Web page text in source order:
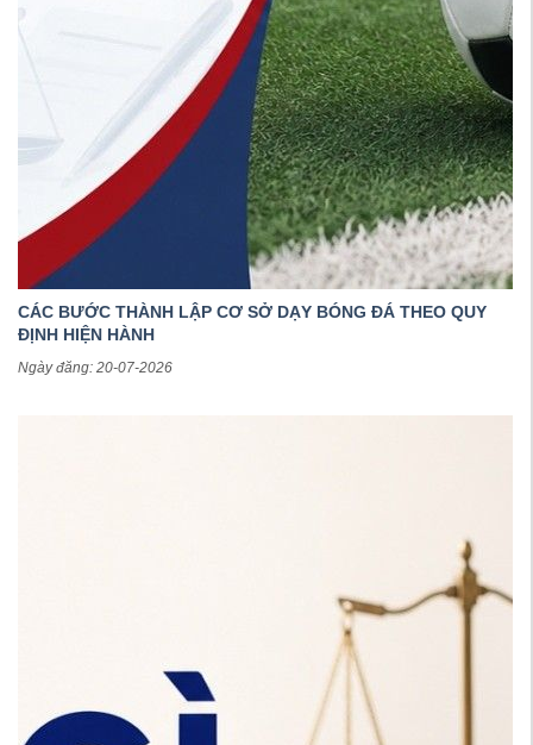
CÁC BƯỚC THÀNH LẬP CƠ SỞ DẠY BÓNG ĐÁ THEO QUY
ĐỊNH HIỆN HÀNH
Ngày đăng: 20-07-2026